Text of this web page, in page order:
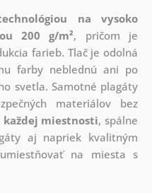
na vysoko
200 g/m², pričom je
farieb. Tlač je odolná
farby neblednú ani po
svetla. Samotné plagáty
materiálov bez
miestnosti, spálne
aj napriek kvalitným
na miesta s